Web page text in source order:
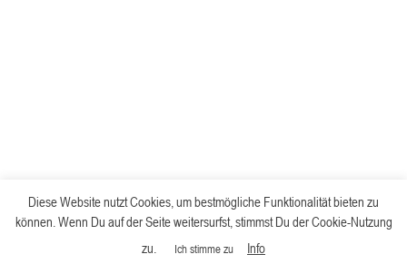
Diese Website nutzt Cookies, um bestmögliche Funktionalität bieten zu
können. Wenn Du auf der Seite weitersurfst, stimmst Du der Cookie-Nutzung
zu.
Ich stimme zu Info